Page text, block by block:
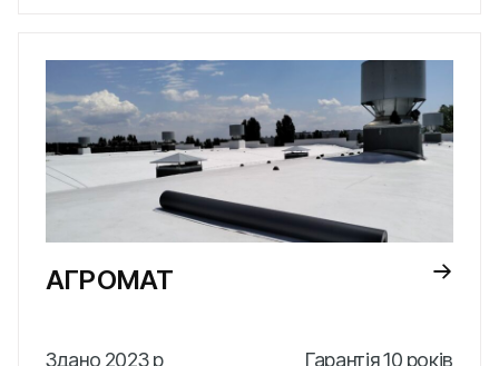
АГРОМАТ
Здано 2023 р Гарантія 10 років